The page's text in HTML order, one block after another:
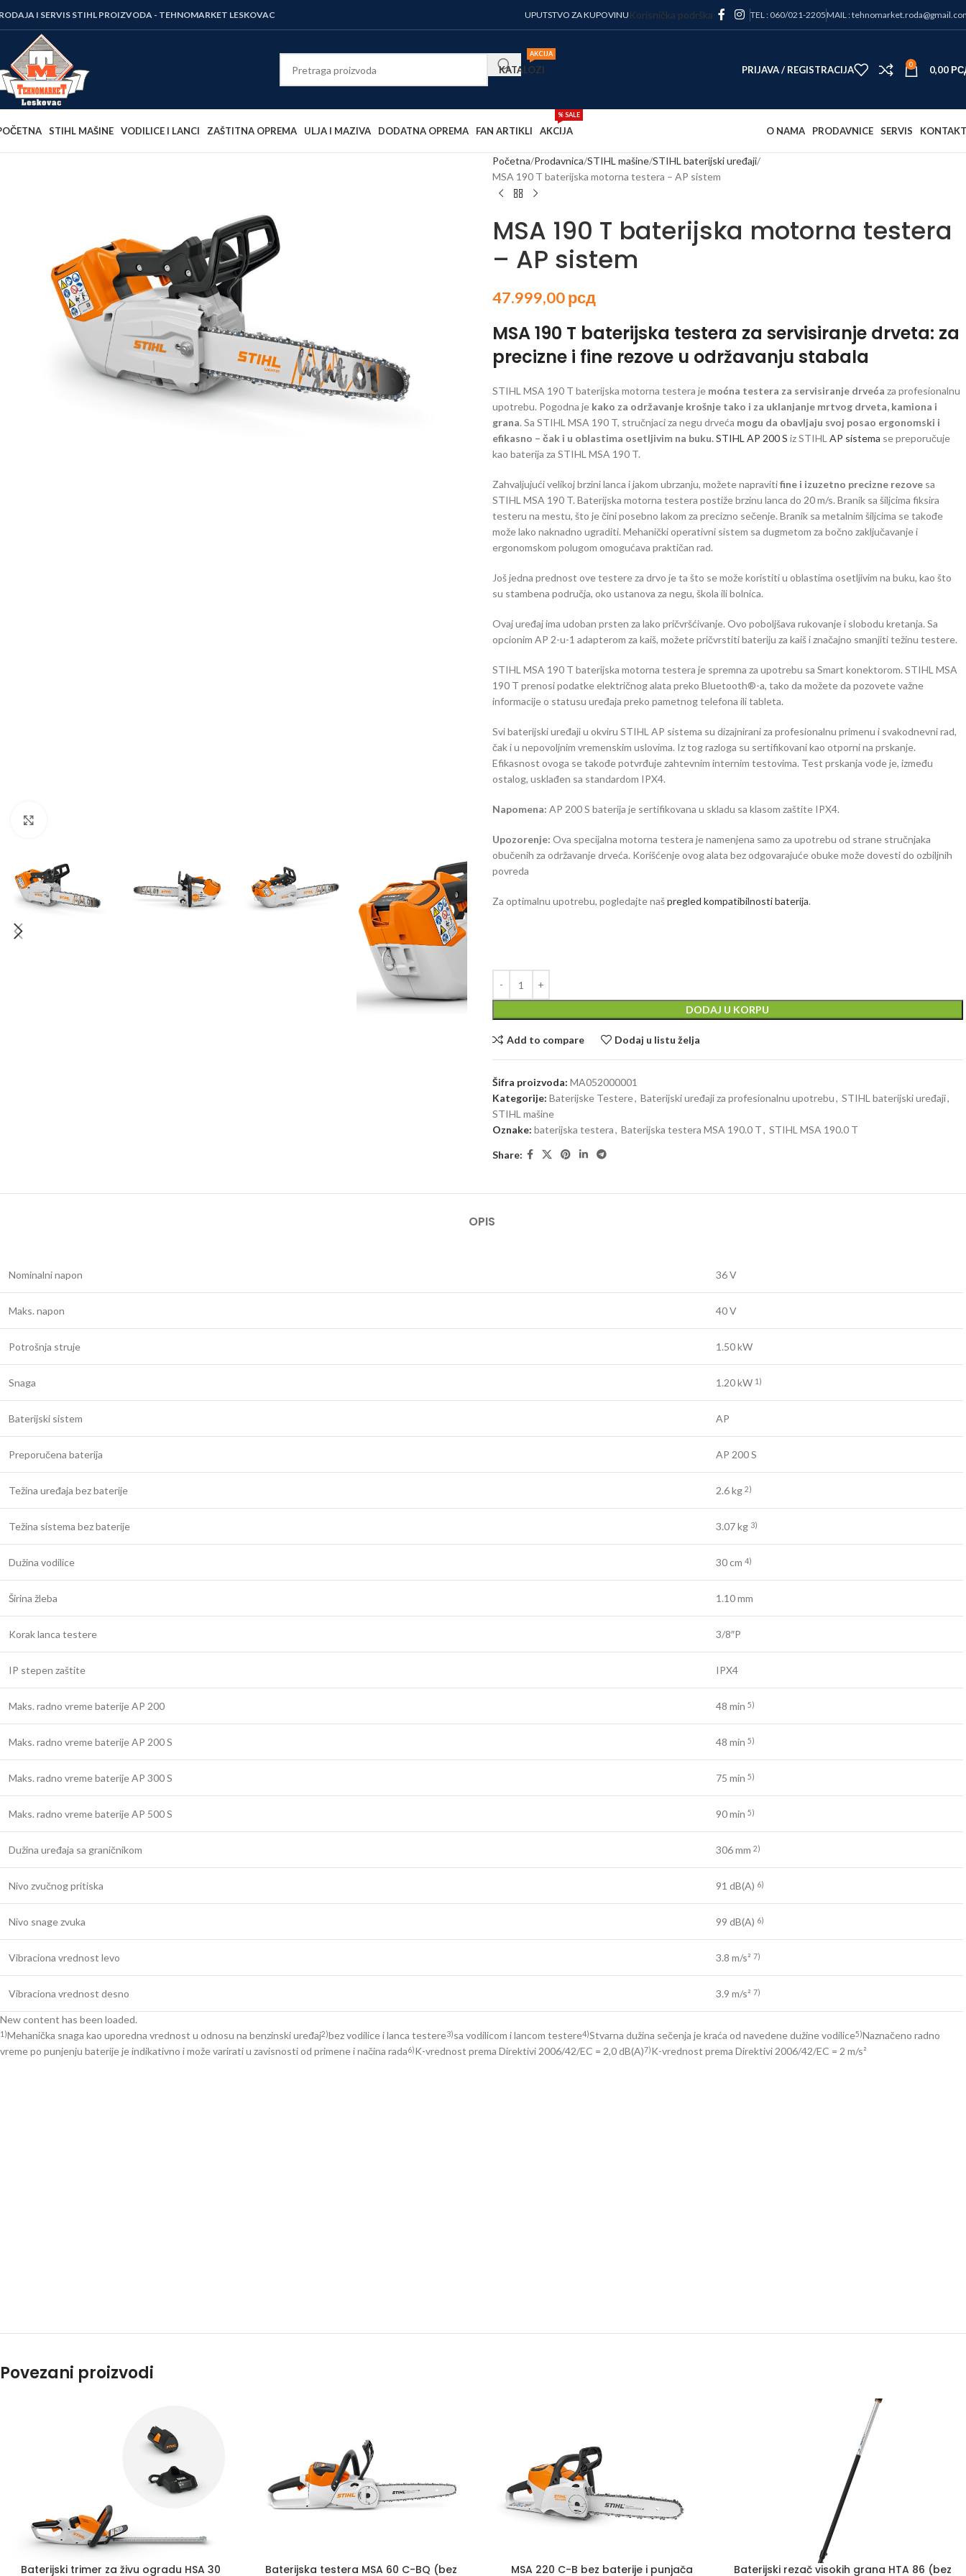
I SERVIS STIHL PROIZVODA - TEHNOMARKET LESKOVAC UPUTSTVO ZA KUPOVINU Korisnička podrška TEL : 060/021-2205MAIL :
KATALOZI
AKCIJA
PRIJAVA / REGISTRACIJA 0 0,00
STIHL MAŠINE VODILICE I LANCI ZAŠTITNA OPREMA ULJA I MAZIVA DODATNA OPREMA FAN ARTIKLI AKCIJA
% SALE
O NAMA PRODAVNICE SERVIS KONTAKT
Početna Prodavnica STIHL mašine STIHL baterijski uređaji
MSA 190 T baterijska motorna testera – AP sistem
MSA 190 T baterijska motorna testera
– AP sistem
47.999,00рсд
MSA 190 T baterijska testera za servisiranje drveta: za
precizne i fine rezove u održavanju stabala
STIHL MSA 190 T baterijska motorna testera jemoćna testera za servisiranje drveća za profesionalnu
upotrebu. Pogodna je kako za održavanje krošnje tako i za uklanjanje mrtvog drveta, kamiona i
grana. Sa STIHL MSA 190 T, stručnjaci za negu drveća mogu da obavljaju svoj posao ergonomski i
efikasno – čak i u oblastima osetljivim na buku.STIHL AP 200 S iz STIHL AP sistema se preporučuje
kao baterija za STIHL MSA 190 T.
Zahvaljujući velikoj brzini lanca i jakom ubrzanju, možete napravitifine i izuzetno precizne rezovesa
STIHL MSA 190 T. Baterijska motorna testera postiže brzinu lanca do 20 m/s. Branik sa šiljcima fiksira
testeru na mestu, što je čini posebno lakom za precizno sečenje. Branik sa metalnim šiljcima se takođe
može lako naknadno ugraditi. Mehanički operativni sistem sa dugmetom za bočno zaključavanje i
ergonomskom polugom omogućava praktičan rad.
Još jedna prednost ove testere za drvo je ta što se može koristiti u oblastima osetljivim na buku, kao što
su stambena područja, oko ustanova za negu, škola ili bolnica.
Ovaj uređaj ima udoban prsten za lako pričvršćivanje. Ovo poboljšava rukovanje i slobodu kretanja. Sa
opcionim AP 2-u-1 adapterom za kaiš, možete pričvrstiti bateriju za kaiš i značajno smanjiti težinu testere.
STIHL MSA 190 T baterijska motorna testera je spremna za upotrebu sa Smart konektorom. STIHL MSA
190 T prenosi podatke električnog alata preko Bluetooth®-a, tako da možete da pozovete važne
informacije o statusu uređaja preko pametnog telefona ili tableta.
Svi baterijski uređaji u okviru STIHL AP sistema su dizajnirani za profesionalnu primenu i svakodnevni rad,
čak i u nepovoljnim vremenskim uslovima. Iz tog razloga su sertifikovani kao otporni na prskanje.
Efikasnost ovoga se takođe potvrđuje zahtevnim internim testovima. Test prskanja vode je, između
ostalog, usklađen sa standardom IPX4.
Napomena: AP 200 S baterija je sertifikovana u skladu sa klasom zaštite IPX4.
Upozorenje: Ova specijalna motorna testera je namenjena samo za upotrebu od strane stručnjaka
obučenih za održavanje drveća. Korišćenje ovog alata bez odgovarajuće obuke može dovesti do ozbiljnih
povreda
Za optimalnu upotrebu, pogledajte našpregled kompatibilnosti baterija.
DODAJ U KORPU
Add to compare Dodaj u listu želja
Šifra proizvoda: MA052000001
Kategorije: Baterijske Testere, Baterijski uređaji za profesionalnu upotrebu, STIHL baterijski uređaji,
STIHL mašine
Oznake: baterijska testera, Baterijska testera MSA 190.0 T, STIHL MSA 190.0 T
Share:
OPIS
Nominalni napon 36 V
Maks. napon 40 V
Potrošnja struje 1.50 kW
Snaga 1.20 kW 1)
Baterijski sistem AP
Preporučena baterija AP 200 S
Težina uređaja bez baterije 2.6 kg 2)
Težina sistema bez baterije 3.07 kg 3)
Dužina vodilice 30 cm 4)
Širina žleba 1.10 mm
Korak lanca testere 3/8″P
IP stepen zaštite IPX4
Maks. radno vreme baterije AP 200 48 min 5)
Maks. radno vreme baterije AP 200 S 48 min 5)
Maks. radno vreme baterije AP 300 S 75 min 5)
Maks. radno vreme baterije AP 500 S 90 min 5)
Dužina uređaja sa graničnikom 306 mm 2)
Nivo zvučnog pritiska 91 dB(A) 6)
Nivo snage zvuka 99 dB(A) 6)
Vibraciona vrednost levo 3.8 m/s² 7)
Vibraciona vrednost desno 3.9 m/s² 7)
New content has been loaded.
1)Mehanička snaga kao uporedna vrednost u odnosu na benzinski uređaj2)bez vodilice i lanca testere3)sa vodilicom i lancom testere4)Stvarna dužina sečenja je kraća od navedene dužine vodilice5)Naznačeno radno
vreme po punjenju baterije je indikativno i može varirati u zavisnosti od primene i načina rada6)K-vrednost prema Direktivi 2006/42/EC = 2,0 dB(A)7)K-vrednost prema Direktivi 2006/42/EC = 2 m/s²
Povezani proizvodi
Baterijski trimer za živu ogradu HSA 30
Baterijska testera MSA 60 C-BQ (bez
MSA 220 C-B bez baterije i punjača
Baterijski rezač visokih grana HTA 86 (bez